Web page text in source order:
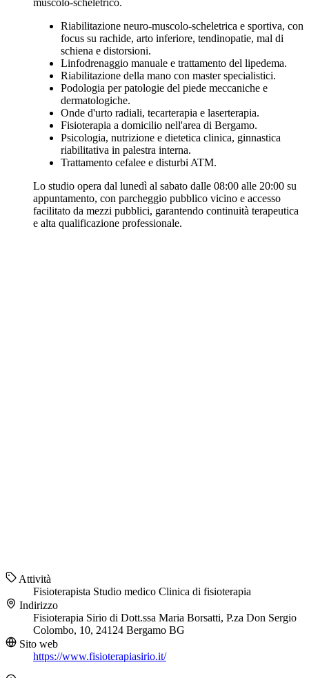
muscolo-scheletrico.
Riabilitazione neuro-muscolo-scheletrica e sportiva, con
focus su rachide, arto inferiore, tendinopatie, mal di
schiena e distorsioni.
Linfodrenaggio manuale e trattamento del lipedema.
Riabilitazione della mano con master specialistici.
Podologia per patologie del piede meccaniche e
dermatologiche.
Onde d'urto radiali, tecarterapia e laserterapia.
Fisioterapia a domicilio nell'area di Bergamo.
Psicologia, nutrizione e dietetica clinica, ginnastica
riabilitativa in palestra interna.
Trattamento cefalee e disturbi ATM.
Lo studio opera dal lunedì al sabato dalle 08:00 alle 20:00 su
appuntamento, con parcheggio pubblico vicino e accesso
facilitato da mezzi pubblici, garantendo continuità terapeutica
e alta qualificazione professionale.
Attività
Fisioterapista Studio medico Clinica di fisioterapia
Indirizzo
Fisioterapia Sirio di Dott.ssa Maria Borsatti, P.za Don Sergio
Colombo, 10, 24124 Bergamo BG
Sito web
https://www.fisioterapiasirio.it/